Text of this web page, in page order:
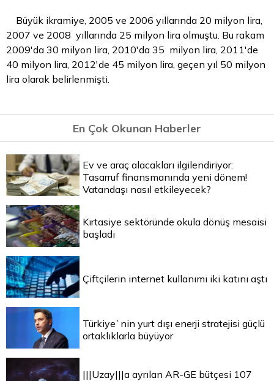
Büyük ikramiye, 2005 ve 2006 yıllarında 20 milyon lira,
2007 ve 2008 yıllarında 25 milyon lira olmuştu. Bu rakam
2009'da 30 milyon lira, 2010'da 35 milyon lira, 2011'de
40 milyon lira, 2012'de 45 milyon lira, geçen yıl 50 milyon
lira olarak belirlenmişti.
En Çok Okunan Haberler
Ev ve araç alacakları ilgilendiriyor:
Tasarruf finansmanında yeni dönem!
Vatandaşı nasıl etkileyecek?
Kırtasiye sektöründe okula dönüş mesaisi
başladı
Çiftçilerin internet kullanımı iki katını aştı
Türkiye`nin yurt dışı enerji stratejisi güçlü
ortaklıklarla büyüyor
|||Uzay|||a ayrılan AR-GE bütçesi 107